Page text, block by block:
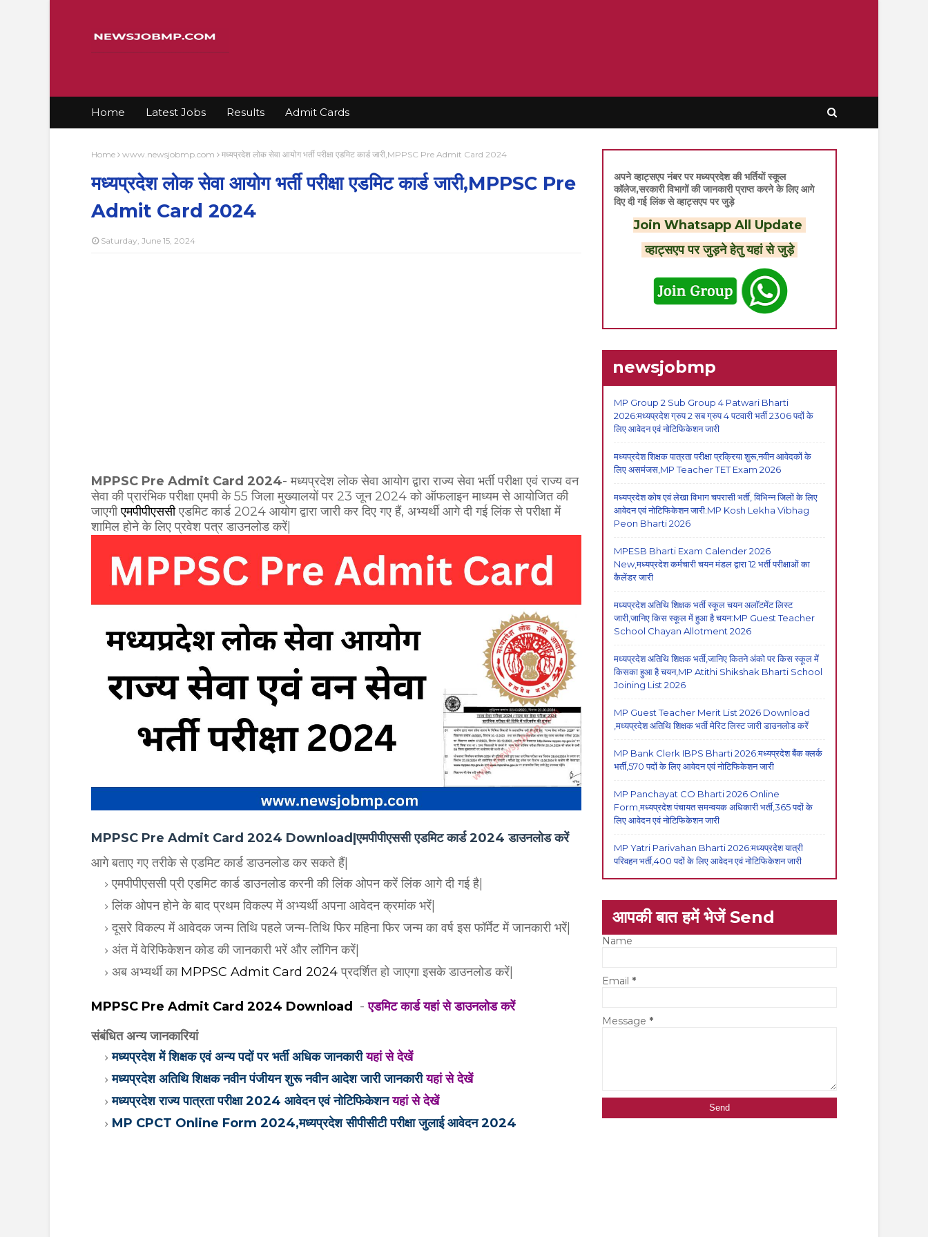
Home Latest Jobs Results Admit Cards
Home www.newsjobmp.com मध्यप्रदेश लोक सेवा आयोग भर्ती परीक्षा एडमिट कार्ड जारी,MPPSC Pre Admit Card 2024
मध्यप्रदेश लोक सेवा आयोग भर्ती परीक्षा एडमिट कार्ड जारी,MPPSC Pre
Admit Card 2024
Saturday, June 15, 2024
MPPSC Pre Admit Card 2024- मध्यप्रदेश लोक सेवा आयोग द्वारा राज्य सेवा भर्ती परीक्षा एवं राज्य वन
सेवा की प्रारंभिक परीक्षा एमपी के 55 जिला मुख्यालयों पर 23 जून 2024 को ऑफलाइन माध्यम से आयोजित की
जाएगी एमपीपीएससीएडमिट कार्ड 2024 आयोग द्वारा जारी कर दिए गए हैं, अभ्यर्थी आगे दी गई लिंक से परीक्षा में
शामिल होने के लिए प्रवेश पत्र डाउनलोड करें|
MPPSC Pre Admit Card 2024 Download|एमपीपीएससी एडमिट कार्ड 2024 डाउनलोड करें
आगे बताए गए तरीके से एडमिट कार्ड डाउनलोड कर सकते हैं|
एमपीपीएससी प्री एडमिट कार्ड डाउनलोड करनी की लिंक ओपन करें लिंक आगे दी गई है|
लिंक ओपन होने के बाद प्रथम विकल्प में अभ्यर्थी अपना आवेदन क्रमांक भरें|
दूसरे विकल्प में आवेदक जन्म तिथि पहले जन्म-तिथि फिर महिना फिर जन्म का वर्ष इस फॉर्मेट में जानकारी भरें|
अंत में वेरिफिकेशन कोड की जानकारी भरें और लॉगिन करें|
अब अभ्यर्थी का MPPSC Admit Card 2024प्रदर्शित हो जाएगा इसके डाउनलोड करें|
MPPSC Pre Admit Card 2024 Download -एडमिट कार्ड यहां से डाउनलोड करें
संबंधित अन्य जानकारियां
मध्यप्रदेश में शिक्षक एवं अन्य पदों पर भर्ती अधिक जानकारीयहां से देखें
मध्यप्रदेश अतिथि शिक्षक नवीन पंजीयन शुरू नवीन आदेश जारी जानकारीयहां से देखें
मध्यप्रदेश राज्य पात्रता परीक्षा 2024 आवेदन एवं नोटिफिकेशनयहां से देखें
MP CPCT Online Form 2024,मध्यप्रदेश सीपीसीटी परीक्षा जुलाई आवेदन 2024
अपने व्हाट्सएप नंबर पर मध्यप्रदेश की भर्तियों स्कूल
कॉलेज,सरकारी विभागों की जानकारी प्राप्त करने के लिए आगे
दिए दी गई लिंक से व्हाट्सएप पर जुड़े
Join Whatsapp All Update
व्हाट्सएप पर जुड़ने हेतु यहां से जुड़े
newsjobmp
MP Group 2 Sub Group 4 Patwari Bharti
2026:मध्यप्रदेश ग्रुप 2 सब ग्रुप 4 पटवारी भर्ती 2306 पदों के
लिए आवेदन एवं नोटिफिकेशन जारी
मध्यप्रदेश शिक्षक पात्रता परीक्षा प्रक्रिया शुरू,नवीन आवेदकों के
लिए असमंजस,MP Teacher TET Exam 2026
मध्यप्रदेश कोष एवं लेखा विभाग चपरासी भर्ती, विभिन्न जिलों के लिए
आवेदन एवं नोटिफिकेशन जारी:MP Kosh Lekha Vibhag
Peon Bharti 2026
MPESB Bharti Exam Calender 2026
New,मध्यप्रदेश कर्मचारी चयन मंडल द्वारा 12 भर्ती परीक्षाओं का
कैलेंडर जारी
मध्यप्रदेश अतिथि शिक्षक भर्ती स्कूल चयन अलॉटमेंट लिस्ट
जारी,जानिए किस स्कूल में हुआ है चयन:MP Guest Teacher
School Chayan Allotment 2026
मध्यप्रदेश अतिथि शिक्षक भर्ती,जानिए कितने अंको पर किस स्कूल में
किसका हुआ है चयन,MP Atithi Shikshak Bharti School
Joining List 2026
MP Guest Teacher Merit List 2026 Download
,मध्यप्रदेश अतिथि शिक्षक भर्ती मेरिट लिस्ट जारी डाउनलोड करें
MP Bank Clerk IBPS Bharti 2026:मध्यप्रदेश बैंक क्लर्क
भर्ती,570 पदों के लिए आवेदन एवं नोटिफिकेशन जारी
MP Panchayat CO Bharti 2026 Online
Form,मध्यप्रदेश पंचायत समन्वयक अधिकारी भर्ती,365 पदों के
लिए आवेदन एवं नोटिफिकेशन जारी
MP Yatri Parivahan Bharti 2026:मध्यप्रदेश यात्री
परिवहन भर्ती,400 पदों के लिए आवेदन एवं नोटिफिकेशन जारी
आपकी बात हमें भेजें Send
Name
Email *
Message *